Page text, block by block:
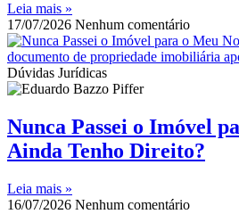
Leia mais »
17/07/2026 Nenhum comentário
Dúvidas Jurídicas
Nunca Passei o Imóvel
Ainda Tenho Direito?
Leia mais »
16/07/2026 Nenhum comentário